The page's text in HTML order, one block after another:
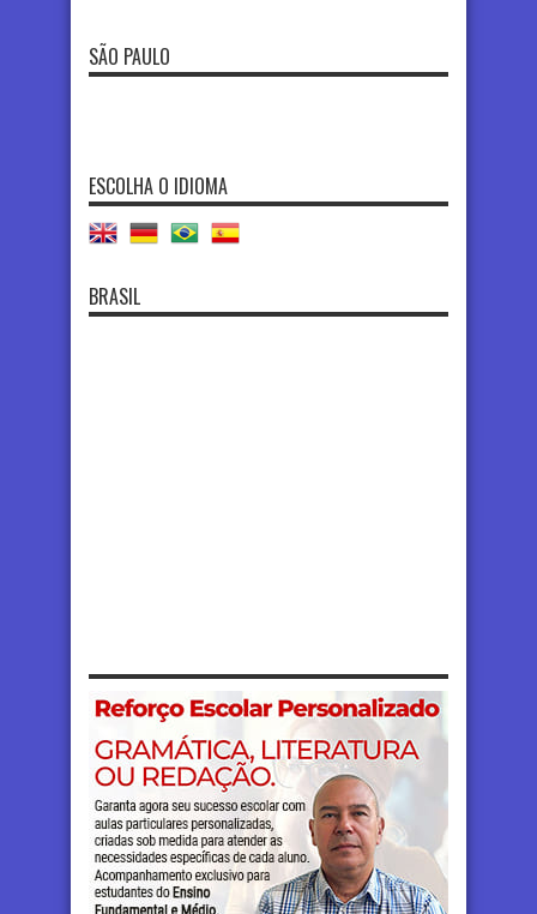
SÃO PAULO
ESCOLHA O IDIOMA
BRASIL